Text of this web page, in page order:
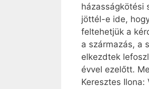
házasságkötési
jöttél-e ide,
feltehetjük a
a származás, a
elkezdtek
évvel ezelőtt.
Keresztes